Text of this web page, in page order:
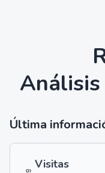
Última
Visitas